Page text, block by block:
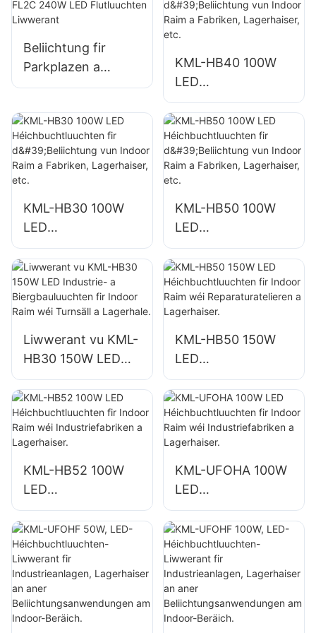
Flutluuchten
Liwwerant
Beliichtung fir
Parkplazen a
Lagerhaiser am
240W LED
Flutluuchten
Liwwerant
KML-HB40 100W
LED
Héichbuchtluuchte
n fir d'Beliichtung
vun Indoor Raim a
Fabriken,
Lagerhaiser, etc.
KML-HB30 100W
LED
Héichbuchtluuchte
n fir d'Beliichtung
vun Indoor Raim a
Fabriken,
KML-HB50 100W
LED
Héichbuchtluuchte
n fir d'Beliichtung
vun Indoor Raim a
Fabriken,
Liwwerant vu KML-
HB30 150W LED
Industrie- a
Biergbauluuchten
fir Indoor Raim wéi
Turnsäll a
KML-HB50 150W
LED
Héichbuchtluuchte
n fir Indoor Raim
wéi
Reparaturatelieren
KML-HB52 100W
LED
Héichbuchtluuchte
n fir Indoor Raim
wéi
Industriefabriken a
Lagerhaiser.
KML-UFOHA 100W
LED
Héichbuchtluuchte
n fir Indoor Raim
wéi
Industriefabriken a
Lagerhaiser.